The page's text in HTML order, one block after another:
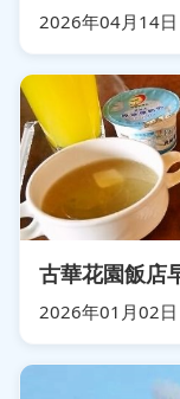
2026年04月14日
古華花園飯店
2026年01月02日